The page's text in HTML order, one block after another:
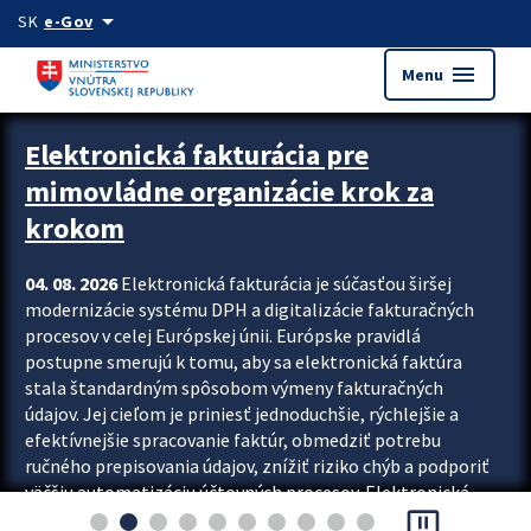
Preskocit na hlavný obsah
SK e-Govarrow_drop_down
Menu menu
Zastavit automatický posun upútavok
Elektronická fakturácia pre
mimovládne organizácie krok za
krokom
04. 08. 2026Elektronická fakturácia je súčasťou širšej
modernizácie systému DPH a digitalizácie fakturačných
procesov v celej Európskej únii. Európske pravidlá
postupne smerujú k tomu, aby sa elektronická faktúra
stala štandardným spôsobom výmeny fakturačných
údajov. Jej cieľom je priniesť jednoduchšie, rýchlejšie a
efektívnejšie spracovanie faktúr, obmedziť potrebu
ručného prepisovania údajov, znížiť riziko chýb a podporiť
väčšiu automatizáciu účtovných procesov. Elektronická
fakturácia preto nepredstavuje...